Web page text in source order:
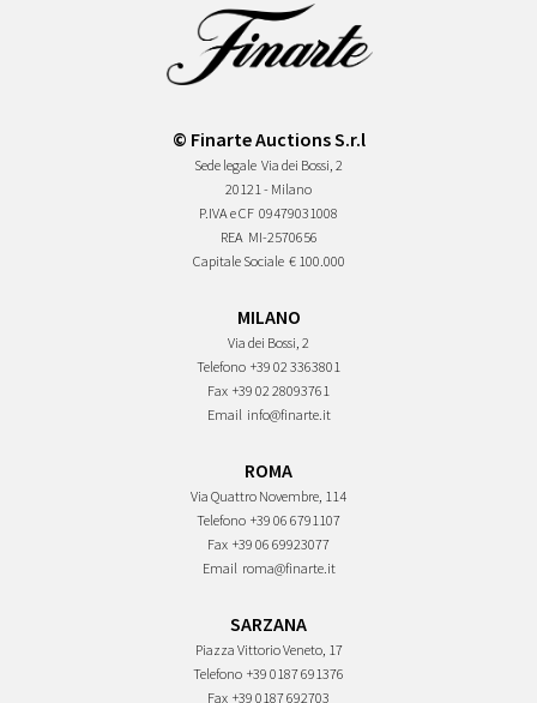
© Finarte Auctions S.r.l
Sede legale Via dei Bossi, 2
20121 - Milano
P.IVA e CF 09479031008
REA MI-2570656
Capitale Sociale € 100.000
MILANO
Via dei Bossi, 2
Telefono +39 02 3363801
Fax +39 02 28093761
Email info@finarte.it
ROMA
Via Quattro Novembre, 114
Telefono +39 06 6791107
Fax +39 06 69923077
Email roma@finarte.it
SARZANA
Piazza Vittorio Veneto, 17
Telefono +39 0187 691376
Fax +39 0187 692703